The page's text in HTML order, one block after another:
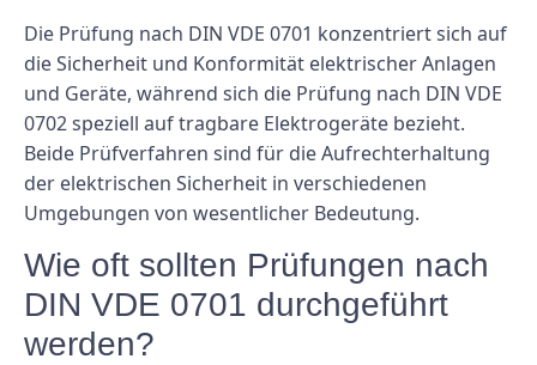
Die Prüfung nach DIN VDE 0701 konzentriert sich auf
die Sicherheit und Konformität elektrischer Anlagen
und Geräte, während sich die Prüfung nach DIN VDE
0702 speziell auf tragbare Elektrogeräte bezieht.
Beide Prüfverfahren sind für die Aufrechterhaltung
der elektrischen Sicherheit in verschiedenen
Umgebungen von wesentlicher Bedeutung.
Wie oft sollten Prüfungen nach
DIN VDE 0701 durchgeführt
werden?